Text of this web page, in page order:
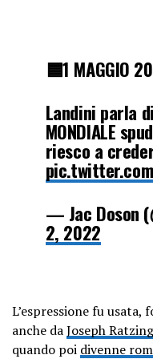
🟦1 MAGGIO
Landini parla di
MONDIALE
riesco a
— Jac Doson
2, 2022
L’espressione fu
anche daJoseph
quando poi divenne